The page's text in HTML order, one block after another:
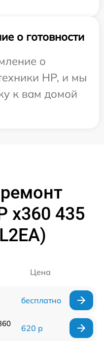
о готовности
о
HP, и мы
к вам домой
x360 435
Цена
бесплатно
620 р